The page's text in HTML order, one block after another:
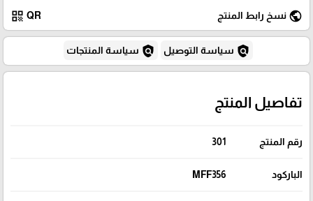
public نسخ رابط المنتج QR
qr_code
policy سياسة التوصيل policy سياسة المنتجات
تفاصيل المنتج
رقم المنتج 301
الباركود MFF356